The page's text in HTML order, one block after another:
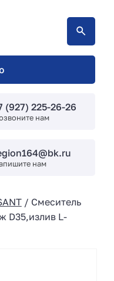
(927) 225-26-26
нам
нам
/ Смеситель
D35,излив L-